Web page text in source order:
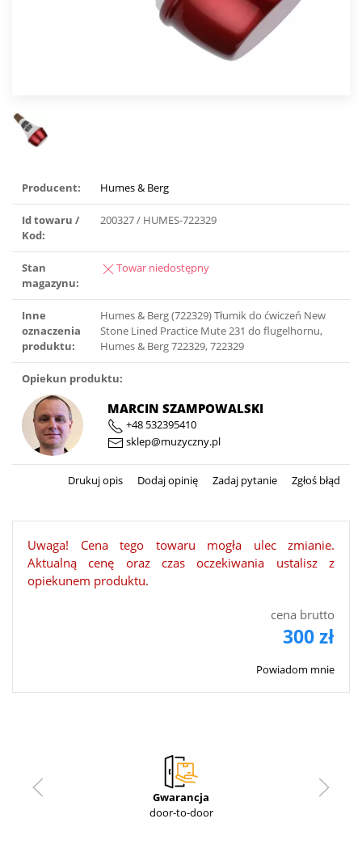
Producent: Humes & Berg
Id towaru /
Kod:
200327 / HUMES-722329
Stan
magazynu:
Towar niedostępny
Inne
oznaczenia
produktu:
Humes & Berg (722329) Tłumik do ćwiczeń New
Stone Lined Practice Mute 231 do flugelhornu,
Humes & Berg 722329, 722329
Opiekun produktu:
MARCIN SZAMPOWALSKI
+48 532395410
sklep@muzyczny.pl
Drukuj opis Dodaj opinię Zadaj pytanie Zgłoś błąd
Uwaga! Cena tego towaru mogła ulec zmianie.
Aktualną cenę oraz czas oczekiwania ustalisz z
opiekunem produktu.
cena brutto
300 zł
Powiadom mnie
Gwarancja
door-to-door